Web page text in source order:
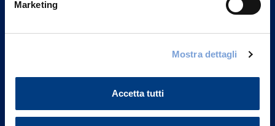
Marketing
Mostra dettagli
Accetta tutti
FAQ